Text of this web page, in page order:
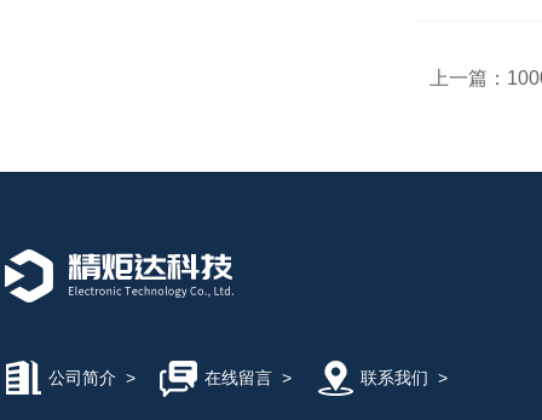
上一篇：
公司简介 > 在线留言> 联系我们 >